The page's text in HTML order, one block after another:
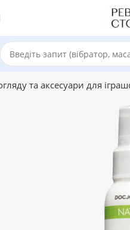
та аксесуари для